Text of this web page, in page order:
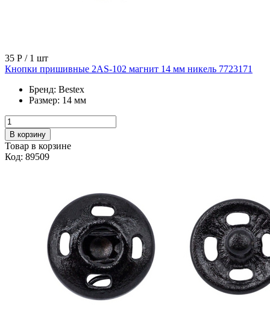
35 Р / 1 шт
Кнопки пришивные 2AS-102 магнит 14 мм никель 7723171
Бренд: Bestex
Размер: 14 мм
В корзину
Товар в корзине
Код: 89509